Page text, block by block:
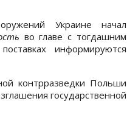
Украине начал
во главе с тогдашним
информируются
контрразведки Польши
государственной